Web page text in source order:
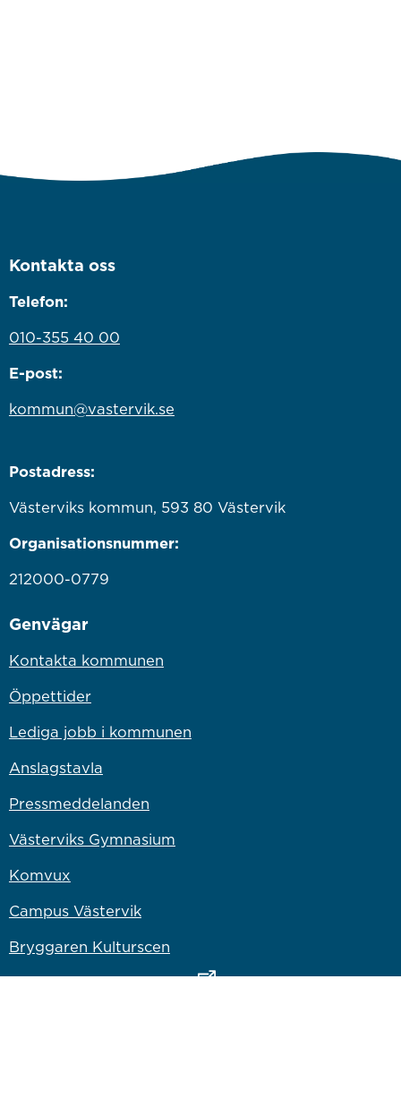
Kontakta oss
Telefon:
010-355 40 00
E-post:
kommun@vastervik.se
Postadress:
Västerviks kommun, 593 80 Västervik
Organisationsnummer:
212000-0779
Genvägar
Kontakta kommunen
Öppettider
Lediga jobb i kommunen
Anslagstavla
Pressmeddelanden
Västerviks Gymnasium
Komvux
Campus Västervik
Bryggaren Kulturscen
Västervik Miljö & EnergiLänk till annan webbplats